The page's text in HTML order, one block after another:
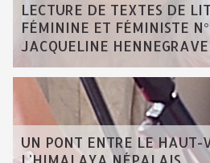
LECTURE DE TEXTES DE
FÉMININE ET FÉMINISTE
JACQUELINE HENNEGRAVE
UN PONT ENTRE LE HAUT-